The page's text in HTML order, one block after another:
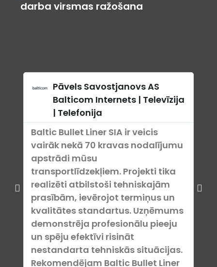
darba virsmas ražošana
Pāvels Savostjanovs AS
Balticom Internets | Televīzija
| Telefonija
Baltic Bullet Liner SIA ir veicis
vairāk nekā 70 kravas nodalījumu
apstrādi mūsu
transportlīdzekļiem. Projekti tika
realizēti atbilstoši tehniskajām
prasībām, ievērojot termiņus un
kvalitātes standartus. Uzņēmums
demonstrēja profesionālu pieeju
un spēju efektīvi risināt
nestandarta tehniskās situācijas.
Rekomendējam Baltic Bullet Liner